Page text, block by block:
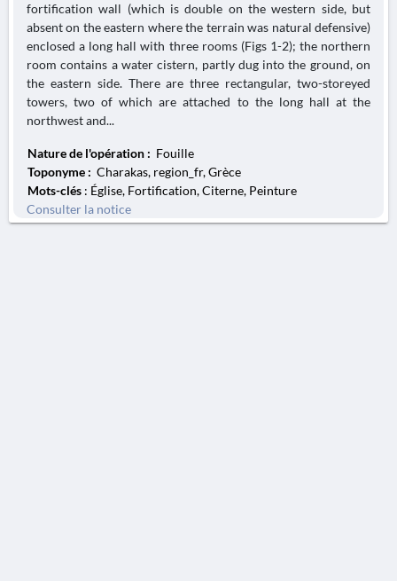
fortification wall (which is double on the western side, but
absent on the eastern where the terrain was natural defensive)
enclosed a long hall with three rooms (Figs 1-2); the northern
room contains a water cistern, partly dug into the ground, on
the eastern side. There are three rectangular, two-storeyed
towers, two of which are attached to the long hall at the
northwest and...
Nature de l'opération : Fouille
Toponyme : Charakas, region_fr, Grèce
Mots-clés : Église, Fortification, Citerne, Peinture
Consulter la notice